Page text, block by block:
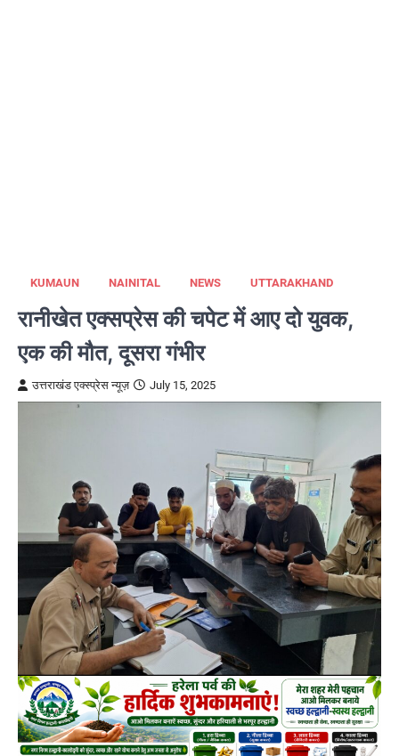
KUMAUN NAINITAL NEWS UTTARAKHAND
रानीखेत एक्सप्रेस की चपेट में आए दो युवक,
एक की मौत, दूसरा गंभीर
उत्तराखंड एक्स्प्रेस न्यूज़ July 15, 2025